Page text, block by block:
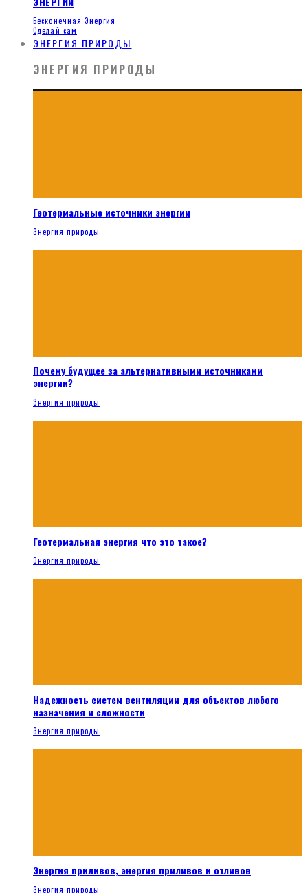
Бесконечная Энергия
Сделай сам
ЭНЕРГИЯ ПРИРОДЫ
ЭНЕРГИЯ ПРИРОДЫ
Геотермальные источники энергии
Энергия природы
Почему будущее за альтернативными источниками
энергии?
Энергия природы
Геотермальная энергия что это такое?
Энергия природы
Надежность систем вентиляции для объектов любого
назначения и сложности
Энергия природы
Энергия приливов, энергия приливов и отливов
Энергия природы